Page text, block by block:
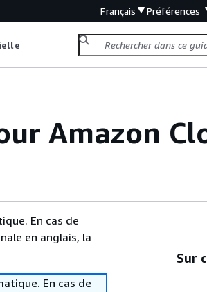
Français Préférences
Amazon
En cas de
en anglais, la
En cas de
Sur